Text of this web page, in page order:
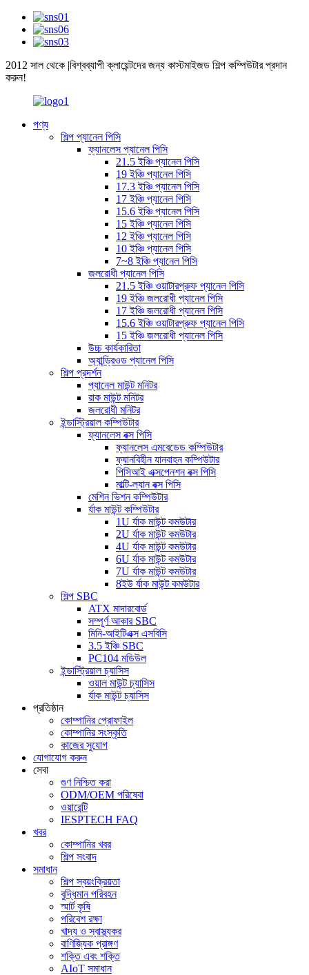
2012 সাল থেকে |বিশ্বব্যাপী ক্লায়েন্টদের জন্য কাস্টমাইজড শিল্প কম্পিউটার প্রদান
করুন!
পণ্য
শিল্প প্যানেল পিসি
ফ্যানলেস প্যানেল পিসি
21.5 ইঞ্চি প্যানেল পিসি
19 ইঞ্চি প্যানেল পিসি
17.3 ইঞ্চি প্যানেল পিসি
17 ইঞ্চি প্যানেল পিসি
15.6 ইঞ্চি প্যানেল পিসি
15 ইঞ্চি প্যানেল পিসি
12 ইঞ্চি প্যানেল পিসি
10 ইঞ্চি প্যানেল পিসি
7~8 ইঞ্চি প্যানেল পিসি
জলরোধী প্যানেল পিসি
21.5 ইঞ্চি ওয়াটারপ্রুফ প্যানেল পিসি
19 ইঞ্চি জলরোধী প্যানেল পিসি
17 ইঞ্চি জলরোধী প্যানেল পিসি
15.6 ইঞ্চি ওয়াটারপ্রুফ প্যানেল পিসি
15 ইঞ্চি জলরোধী প্যানেল পিসি
উচ্চ কার্যকারিতা
অ্যান্ড্রিওড প্যানেল পিসি
শিল্প প্রদর্শন
প্যানেল মাউন্ট মনিটর
রাক মাউন্ট মনিটর
জলরোধী মনিটর
ইন্ডাস্ট্রিয়াল কম্পিউটার
ফ্যানলেস বক্স পিসি
ফ্যানলেস এমবেডেড কম্পিউটার
ফ্যানবিহীন যানবাহন কম্পিউটার
পিসিআই এক্সপেনশন বক্স পিসি
মাল্টি-ল্যান বক্স পিসি
মেশিন ভিশন কম্পিউটার
র্যাক মাউন্ট কম্পিউটার
1U র্যাক মাউন্ট কমউটার
2U র্যাক মাউন্ট কমউটার
4U র্যাক মাউন্ট কমউটার
6U র্যাক মাউন্ট কমউটার
7U র্যাক মাউন্ট কমউটার
8ইউ র্যাক মাউন্ট কমউটার
শিল্প SBC
ATX মাদারবোর্ড
সম্পূর্ণ আকার SBC
মিনি-আইটিএক্স এসবিসি
3.5 ইঞ্চি SBC
PC104 মডিউল
ইন্ডাস্ট্রিয়াল চ্যাসিস
ওয়াল মাউন্ট চ্যাসিস
র্যাক মাউন্ট চ্যাসিস
প্রতিষ্ঠান
কোম্পানির প্রোফাইল
কোম্পানির সংস্কৃতি
কাজের সুযোগ
যোগাযোগ করুন
সেবা
গুণ নিশ্চিত করা
ODM/OEM পরিষেবা
ওয়ারেন্টি
IESPTECH FAQ
খবর
কোম্পানির খবর
শিল্প সংবাদ
সমাধান
শিল্প স্বয়ংক্রিয়তা
বুদ্ধিমান পরিবহন
স্মার্ট কৃষি
পরিবেশ রক্ষা
খাদ্য ও স্বাস্থ্যকর
বাণিজ্যিক প্রাঙ্গণ
শক্তি এবং শক্তি
AIoT সমাধান